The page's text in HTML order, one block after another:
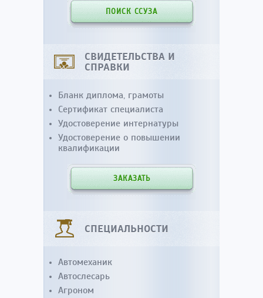
ПОИСК ССУЗА
СВИДЕТЕЛЬСТВА И
СПРАВКИ
Бланк диплома, грамоты
Сертификат специалиста
Удостоверение интернатуры
Удостоверение о повышении
квалификации
ЗАКАЗАТЬ
СПЕЦИАЛЬНОСТИ
Автомеханик
Автослесарь
Агроном